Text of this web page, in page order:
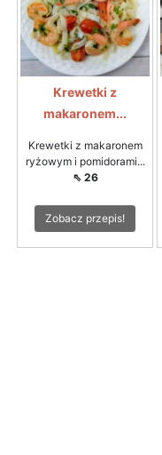
Krewetki z
makaronem...
Krewetki z makaronem
ryżowym i pomidorami...
⇖ 26
Zobacz przepis!